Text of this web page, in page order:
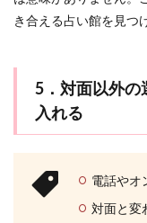
き合える占い館を見つ
5．対面以外の
入れる
電話やオ
対面と変